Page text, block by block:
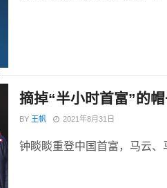
摘掉“半小时首富”的
BY 王帆 2021年8月31日
钟睒睒重登中国首富，马云、